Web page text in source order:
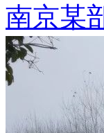
南京某